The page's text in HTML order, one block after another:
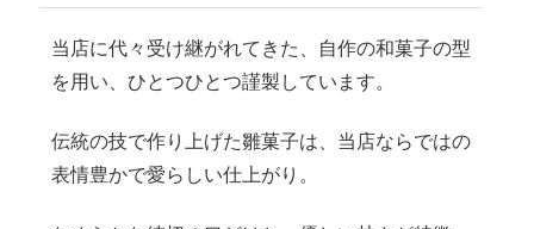
当店に代々受け継がれてきた、自作の和菓子の型
を用い、ひとつひとつ謹製しています。
伝統の技で作り上げた雛菓子は、当店ならではの
表情豊かで愛らしい仕上がり。